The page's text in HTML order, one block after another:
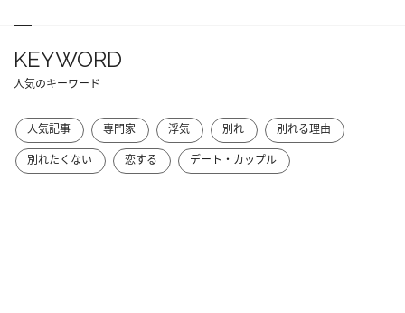
KEYWORD
人気のキーワード
人気記事 専門家 浮気 別れ
別れる理由
別れたくない
恋する デート・カップル